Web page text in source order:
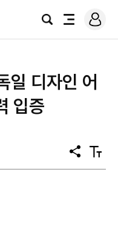
검
전
로
그
디자인 어
입증
공
유
텍
스